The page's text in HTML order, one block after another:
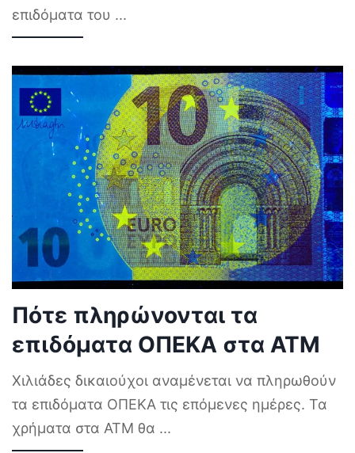
επιδόματα του ...
Πότε πληρώνονται τα
επιδόματα ΟΠΕΚΑ στα ΑΤΜ
Χιλιάδες δικαιούχοι αναμένεται να πληρωθούν
τα επιδόματα ΟΠΕΚΑ τις επόμενες ημέρες. Τα
χρήματα στα ΑΤΜ θα ...